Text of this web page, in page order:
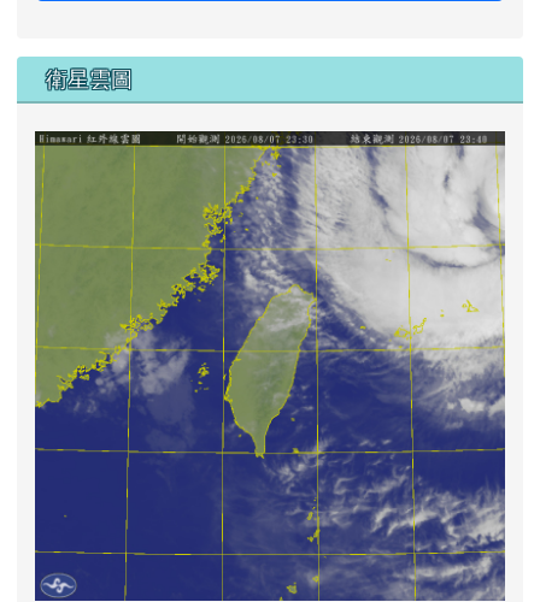
衛星雲圖